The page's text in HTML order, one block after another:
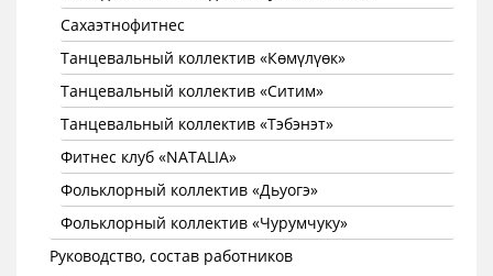
Сахаэтнофитнес
Танцевальный коллектив «Көмүлүөк»
Танцевальный коллектив «Ситим»
Танцевальный коллектив «Тэбэнэт»
Фитнес клуб «NATALIA»
Фольклорный коллектив «Дьуогэ»
Фольклорный коллектив «Чурумчуку»
Руководство, состав работников